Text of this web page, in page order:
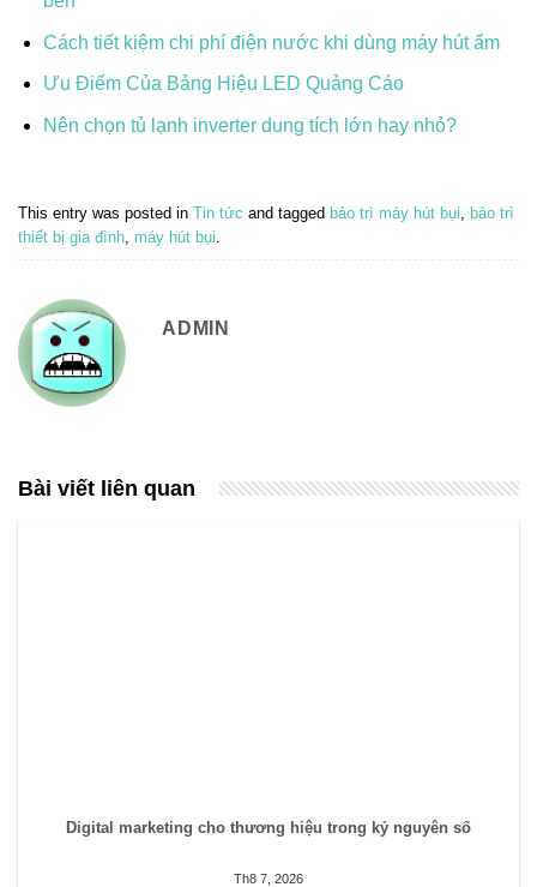
Cách tiết kiệm chi phí điện nước khi dùng máy hút ẩm
Ưu Điểm Của Bảng Hiệu LED Quảng Cáo
Nên chọn tủ lạnh inverter dung tích lớn hay nhỏ?
This entry was posted in Tin tức and tagged bảo trì máy hút bụi
bảo trì
thiết bị gia đình máy hút bụi
ADMIN
Bài viết liên quan
Digital marketing cho thương hiệu trong kỷ nguyên số
Th8 7, 2026